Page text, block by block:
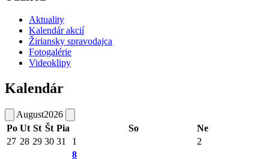
Aktuality
Kalendár akcií
Žiriansky spravodajca
Fotogalérie
Videoklipy
Kalendár
August2026
Po Ut St Št Pia So
Ne
27 28 29 30 31 1 2
8